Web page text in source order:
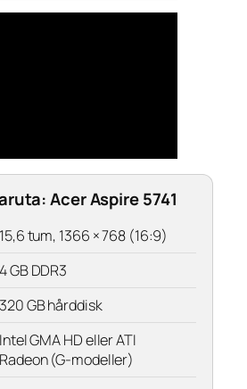
Acer Aspire 5741
15,6 tum, 1366 × 768 (16:9)
4 GB DDR3
320 GB hårddisk
Intel GMA HD eller ATI
Radeon (G-modeller)